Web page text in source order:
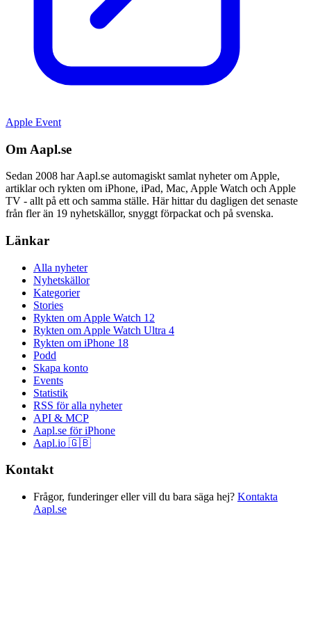
Apple Event
Om Aapl.se
Sedan 2008 har Aapl.se automagiskt samlat nyheter om Apple,
artiklar och rykten om iPhone, iPad, Mac, Apple Watch och Apple
TV - allt på ett och samma ställe. Här hittar du dagligen det senaste
från fler än 19 nyhetskällor, snyggt förpackat och på svenska.
Länkar
Alla nyheter
Nyhetskällor
Kategorier
Stories
Rykten om Apple Watch 12
Rykten om Apple Watch Ultra 4
Rykten om iPhone 18
Podd
Skapa konto
Events
Statistik
RSS för alla nyheter
API & MCP
Aapl.se för iPhone
Aapl.io 🇬🇧
Kontakt
Frågor, funderinger eller vill du bara säga hej? Kontakta
Aapl.se